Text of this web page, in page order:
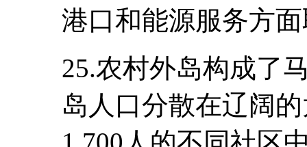
港口和能源服务方
25.农村外岛构成了
岛人口分散在辽阔